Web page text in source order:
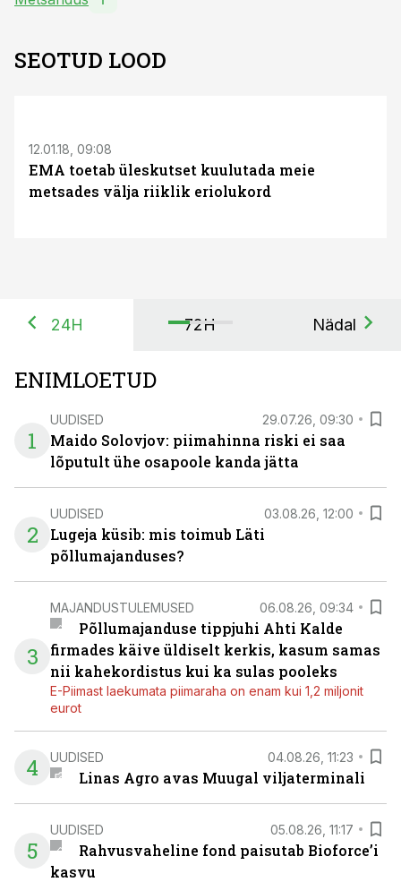
SEOTUD LOOD
12.01.18, 09:08
EMA toetab üleskutset kuulutada meie
metsades välja riiklik eriolukord
24H 72H Nädal
ENIMLOETUD
1
UUDISED 29.07.26, 09:30
Maido Solovjov: piimahinna riski ei saa
lõputult ühe osapoole kanda jätta
2
UUDISED 03.08.26, 12:00
Lugeja küsib: mis toimub Läti
põllumajanduses?
3
MAJANDUSTULEMUSED 06.08.26, 09:34
Põllumajanduse tippjuhi Ahti Kalde
firmades käive üldiselt kerkis, kasum samas
nii kahekordistus kui ka sulas pooleks
E-Piimast laekumata piimaraha on enam kui 1,2 miljonit
eurot
4 UUDISED 04.08.26, 11:23
Linas Agro avas Muugal viljaterminali
5
UUDISED 05.08.26, 11:17
Rahvusvaheline fond paisutab Bioforce’i
kasvu